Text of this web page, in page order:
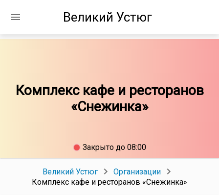
Великий Устюг
Комплекс кафе и ресторанов
«Снежинка»
Закрыто до 08:00
Великий Устюг
Организации
Комплекс кафе и ресторанов «Снежинка»